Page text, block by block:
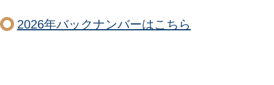
2026年バックナンバーはこちら